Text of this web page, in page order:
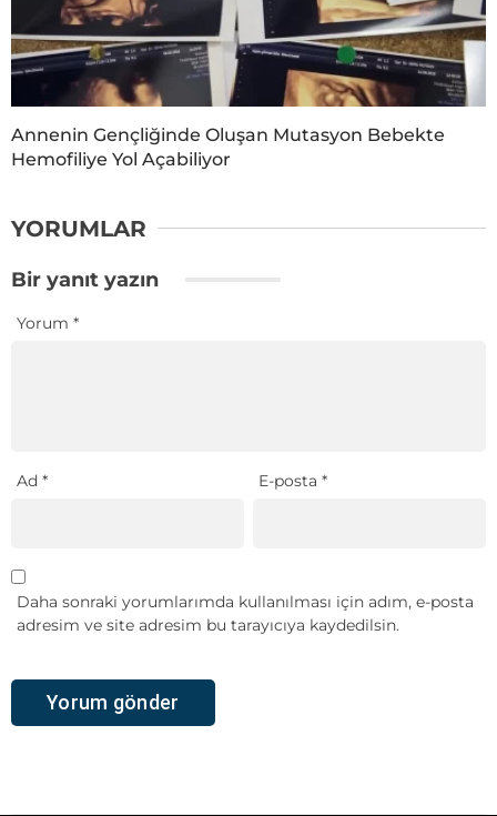
Annenin Gençliğinde Oluşan Mutasyon Bebekte
Hemofiliye Yol Açabiliyor
YORUMLAR
Bir yanıt yazın
Yorum *
Ad * E-posta*
Daha sonraki yorumlarımda kullanılması için adım, e-posta
adresim ve site adresim bu tarayıcıya kaydedilsin.